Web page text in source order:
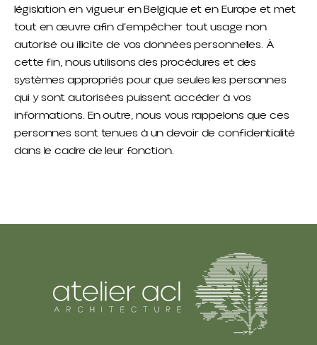
législation en vigueur en Belgique et en Europe et met
tout en œuvre afin d’empêcher tout usage non
autorisé ou illicite de vos données personnelles. À
cette fin, nous utilisons des procédures et des
systèmes appropriés pour que seules les personnes
qui y sont autorisées puissent accéder à vos
informations. En outre, nous vous rappelons que ces
personnes sont tenues à un devoir de confidentialité
dans le cadre de leur fonction.